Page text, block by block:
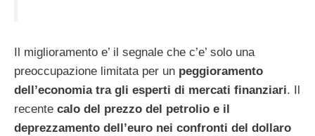
Il miglioramento e’ il segnale che c’e’ solo una
preoccupazione limitata per un peggioramento
dell’economia tra gli esperti di mercati finanziari. Il
recente calo del prezzo del petrolio e il
deprezzamento dell’euro nei confronti del dollaro